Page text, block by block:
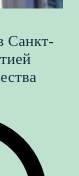
Санкт-